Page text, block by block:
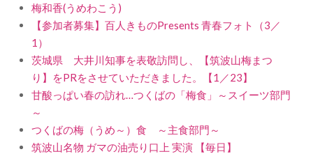
梅和香(うめわこう)
【参加者募集】百人きものPresents 青春フォト（3／
1）
茨城県 大井川知事を表敬訪問し、【筑波山梅まつ
り】をPRをさせていただきました。【1／23】
甘酸っぱい春の訪れ…つくばの「梅食」～スイーツ部門
～
つくばの梅（うめ～）食 ～主食部門～
筑波山名物 ガマの油売り口上 実演 【毎日】